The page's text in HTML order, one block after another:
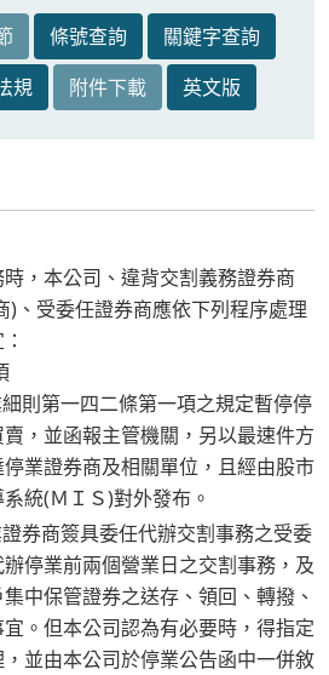
條號查詢
關鍵字查詢
規 附件下載 英文版
，本公司、違背交割義務證券商
)、受委任證券商應依下列程序處理
則第一四二條第一項之規定暫停停
，並函報主管機關，另以最速件方
業證券商及相關單位，且經由股市
統(ＭＩＳ)對外發布。
券商簽具委任代辦交割事務之受委
停業前兩個營業日之交割事務，及
中保管證券之送存、領回、轉撥、
。但本公司認為有必要時，得指定
並由本公司於停業公告函中一併敘